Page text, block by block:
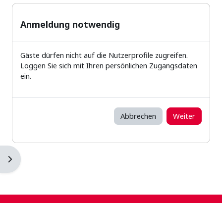
Blockleiste öffnen
Anmeldung notwendig
Gäste dürfen nicht auf die Nutzerprofile zugreifen.
Loggen Sie sich mit Ihren persönlichen Zugangsdaten
ein.
Abbrechen Weiter